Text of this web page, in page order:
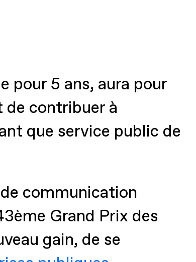
pour 5 ans, aura pour
contribuer à
que service public de
communication
Grand Prix des
gain, de se